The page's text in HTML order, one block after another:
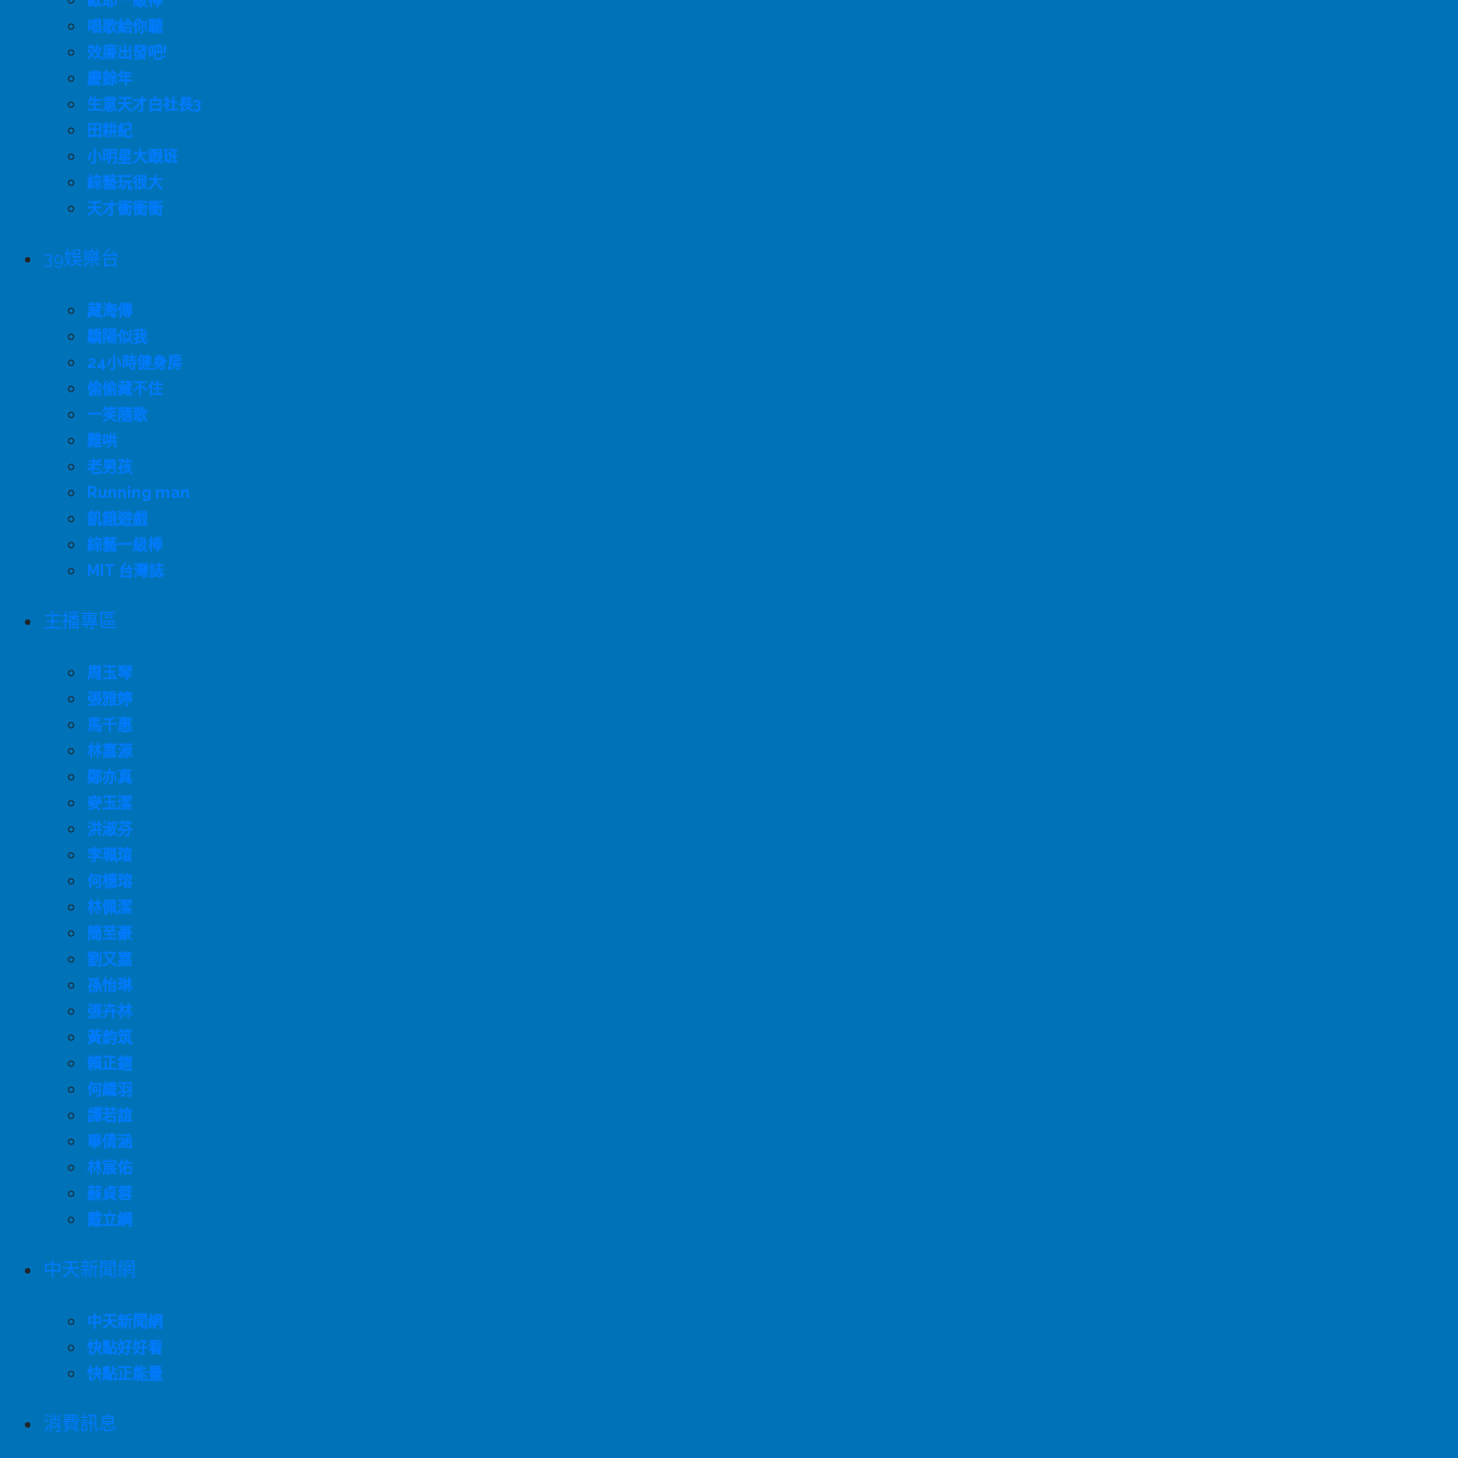
唱歌給你聽
效廉出發吧!
慶餘年
生意天才白社長3
田耕紀
小明星大跟班
綜藝玩很大
天才衝衝衝
39娛樂台
藏海傳
驕陽似我
24小時健身房
偷偷藏不住
一笑隨歌
難哄
老男孩
Running man
飢餓遊戲
綜藝一級棒
MIT 台灣誌
主播專區
周玉琴
張雅婷
馬千惠
林嘉源
鄭亦真
麥玉潔
洪淑芬
李珮瑄
何橞瑢
林佩潔
簡至豪
劉又嘉
孫怡琳
張卉林
黃韵筑
賴正鎧
何織羽
譚若誼
畢倩涵
林宸佑
蘇貞蓉
戴立綱
中天新聞網
中天新聞網
快點好好看
快點正能量
消費訊息